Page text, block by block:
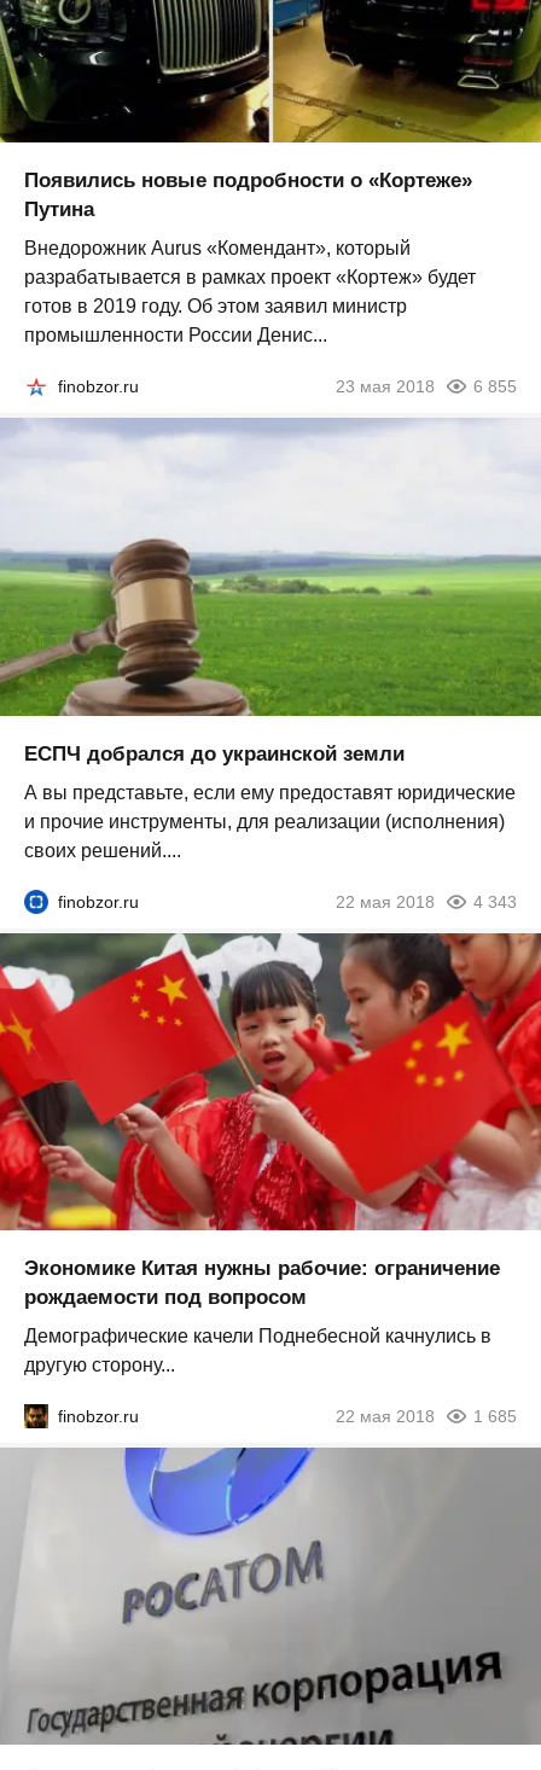
Появились новые подробности о «Кортеже»
Путина
Внедорожник Aurus «Комендант», который
разрабатывается в рамках проект «Кортеж» будет
готов в 2019 году. Об этом заявил министр
промышленности России Денис...
finobzor.ru 23 мая 2018 6 855
ЕСПЧ добрался до украинской земли
А вы представьте, если ему предоставят юридические
и прочие инструменты, для реализации (исполнения)
своих решений....
finobzor.ru 22 мая 2018 4 343
Экономике Китая нужны рабочие: ограничение
рождаемости под вопросом
Демографические качели Поднебесной качнулись в
другую сторону...
finobzor.ru 22 мая 2018 1 685